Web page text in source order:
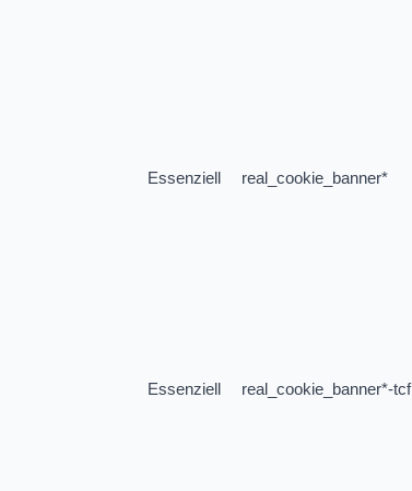
Essenziell real_cookie_banner*
Essenziell real_cookie_banner*-tcf